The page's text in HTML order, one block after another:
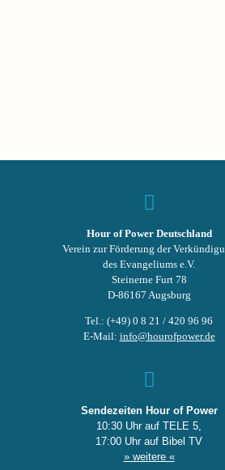
Hour of Power Deutschland
Verein zur Förderung der
des Evangeliums e.V.
Steinerne Furt 78
D-86167 Augsburg
Tel.: (+49) 0 8 21 / 420 96 96
E-Mail: info@hourofpower.de
Sendezeiten Hour of Power
10:30 Uhr auf TELE 5,
17:00 Uhr auf Bibel TV
» weitere «